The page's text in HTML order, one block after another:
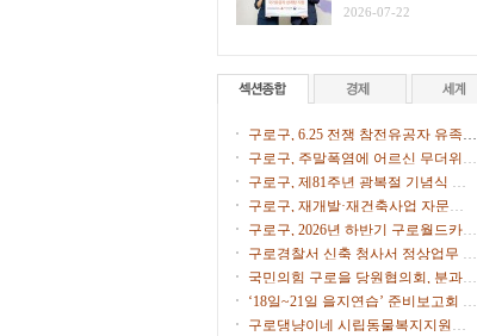
지원
2026-07-22
구로구, 6.25 전쟁 참전유공자 유족에
화랑무공훈장 전수
구로구, 주말폭염에 어르신 무더위쉼
터 47개소 문 연다
구로구, 제81주년 광복절 기념식 개
최
구로구, 재개발·재건축사업 자문단 1
차 회의 개최
구로구, 2026년 하반기 구로월드카페
톡톡(Talk Talk) 수강생 모집
구로경찰서 신축 청사서 정상업무 개
시
국민의힘 구로을 당원협의회, 분과위
원장∙협의회장 임명
‘18일~21일 을지연습’ 준비보고회 개
최
구로댕냥이네 시립동물복지지원센